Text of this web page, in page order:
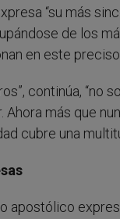
“su más
de los
en este
continúa, “no
más que
cubre una
apostólico